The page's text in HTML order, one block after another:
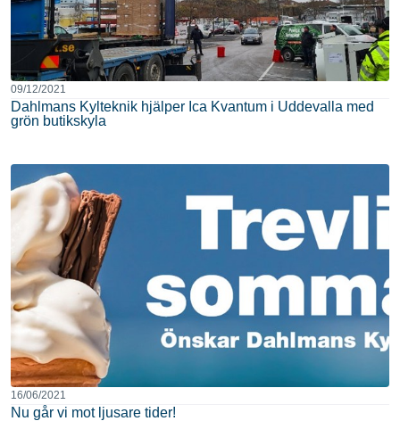
09/12/2021
Dahlmans Kylteknik hjälper Ica Kvantum i Uddevalla med
grön butikskyla
16/06/2021
Nu går vi mot ljusare tider!